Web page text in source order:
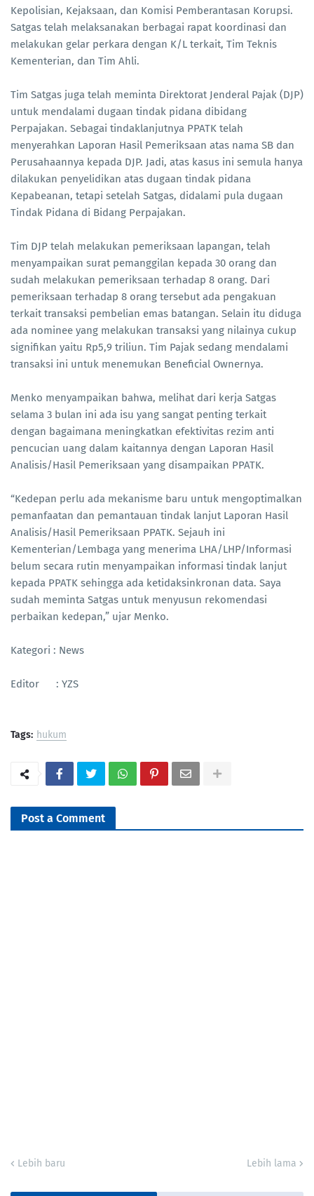
Kepolisian, Kejaksaan, dan Komisi Pemberantasan Korupsi.
Satgas telah melaksanakan berbagai rapat koordinasi dan
melakukan gelar perkara dengan K/L terkait, Tim Teknis
Kementerian, dan Tim Ahli.
Tim Satgas juga telah meminta Direktorat Jenderal Pajak (DJP)
untuk mendalami dugaan tindak pidana dibidang
Perpajakan. Sebagai tindaklanjutnya PPATK telah
menyerahkan Laporan Hasil Pemeriksaan atas nama SB dan
Perusahaannya kepada DJP. Jadi, atas kasus ini semula hanya
dilakukan penyelidikan atas dugaan tindak pidana
Kepabeanan, tetapi setelah Satgas, didalami pula dugaan
Tindak Pidana di Bidang Perpajakan.
Tim DJP telah melakukan pemeriksaan lapangan, telah
menyampaikan surat pemanggilan kepada 30 orang dan
sudah melakukan pemeriksaan terhadap 8 orang. Dari
pemeriksaan terhadap 8 orang tersebut ada pengakuan
terkait transaksi pembelian emas batangan. Selain itu diduga
ada nominee yang melakukan transaksi yang nilainya cukup
signifikan yaitu Rp5,9 triliun. Tim Pajak sedang mendalami
transaksi ini untuk menemukan Beneficial Ownernya.
Menko menyampaikan bahwa, melihat dari kerja Satgas
selama 3 bulan ini ada isu yang sangat penting terkait
dengan bagaimana meningkatkan efektivitas rezim anti
pencucian uang dalam kaitannya dengan Laporan Hasil
Analisis/Hasil Pemeriksaan yang disampaikan PPATK.
“Kedepan perlu ada mekanisme baru untuk mengoptimalkan
pemanfaatan dan pemantauan tindak lanjut Laporan Hasil
Analisis/Hasil Pemeriksaan PPATK. Sejauh ini
Kementerian/Lembaga yang menerima LHA/LHP/Informasi
belum secara rutin menyampaikan informasi tindak lanjut
kepada PPATK sehingga ada ketidaksinkronan data. Saya
sudah meminta Satgas untuk menyusun rekomendasi
perbaikan kedepan,” ujar Menko.
Kategori : News
Editor : YZS
Tags: hukum
Post a Comment
Lebih baru Lebih lama